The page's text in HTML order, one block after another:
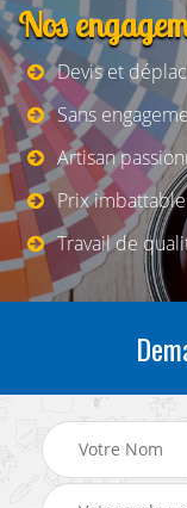
Nos
Devis et
Sans
Artisan
Prix imbattable
Travail de